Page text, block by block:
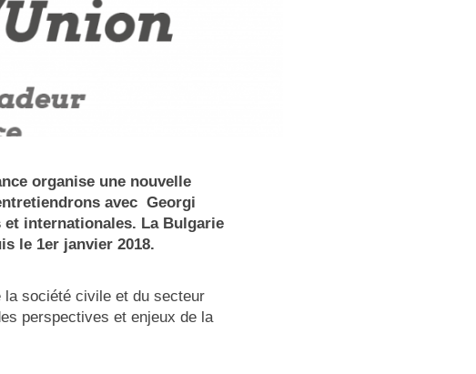
organise une nouvelle
avec Georgi
et internationales. La Bulgarie
le 1er janvier 2018.
la société civile et du secteur
perspectives et enjeux de la